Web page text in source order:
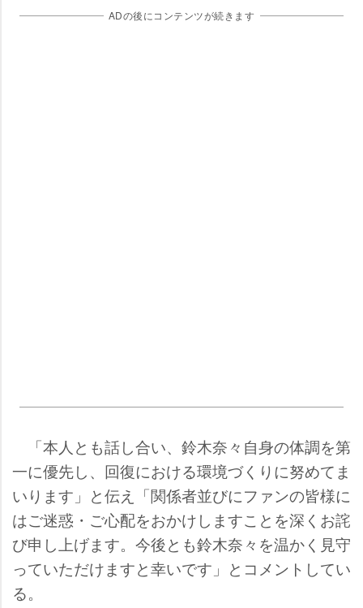
ADの後にコンテンツが続きます
「本人とも話し合い、鈴木奈々自身の体調を第
一に優先し、回復における環境づくりに努めてま
いります」と伝え「関係者並びにファンの皆様に
はご迷惑・ご心配をおかけしますことを深くお詫
び申し上げます。今後とも鈴木奈々を温かく見守
っていただけますと幸いです」とコメントしてい
る。